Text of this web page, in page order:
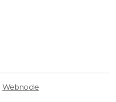
Webnode